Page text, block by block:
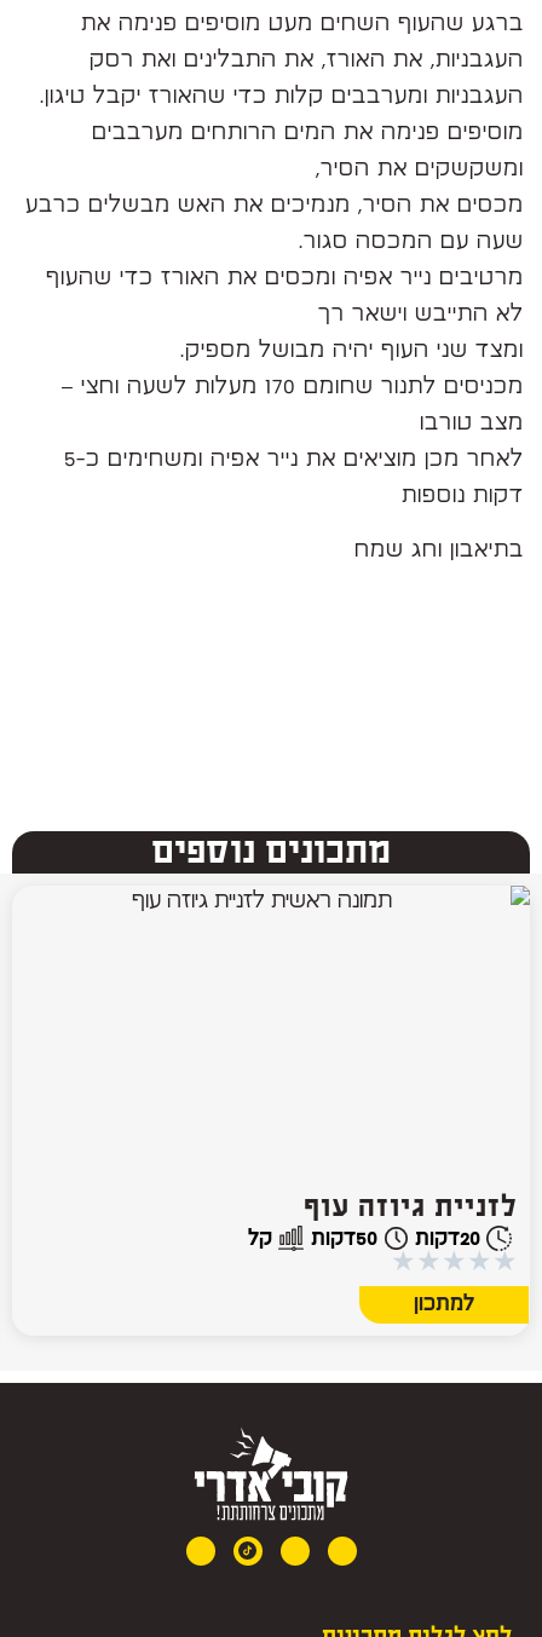
ברגע שהעוף השחים מעט מוסיפים פנימה את
העגבניות, את האורז, את התבלינים ואת רסק
העגבניות ומערבבים קלות כדי שהאורז יקבל טיגון.
‏מוסיפים פנימה את המים הרותחים מערבבים
ומשקשקים את הסיר,
‏מכסים את הסיר, מנמיכים את האש מבשלים כרבע
שעה עם המכסה סגור.
‏מרטיבים נייר אפיה ומכסים את האורז כדי שהעוף
לא התייבש וישאר רך
ומצד שני העוף יהיה מבושל מספיק.
‏מכניסים לתנור שחומם 170 מעלות לשעה וחצי –
מצב טורבו
לאחר מכן מוציאים את נייר אפיה ומשחימים כ-5
דקות נוספות
בתיאבון וחג שמח
מתכונים נוספים
לזניית גיוזה עוף
20דקות 50דקות קל
★
★
★
★
★
למתכון